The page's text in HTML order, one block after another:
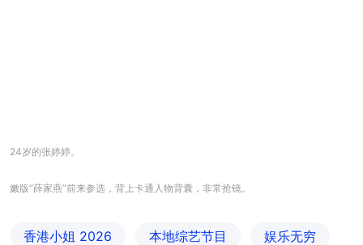
24岁的张婷婷。
嫩版“薛家燕”前来参选，背上卡通人物背囊，非常抢镜。
香港小姐 2026 本地综艺节目 娱乐无穷